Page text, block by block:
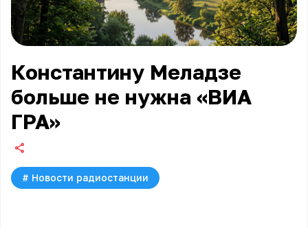
Константину Меладзе
больше не нужна «ВИА
ГРА»
# Новости радиостанции